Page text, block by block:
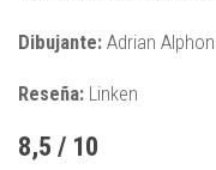
Dibujante: Adrian
Reseña: Linken
8,5 / 10